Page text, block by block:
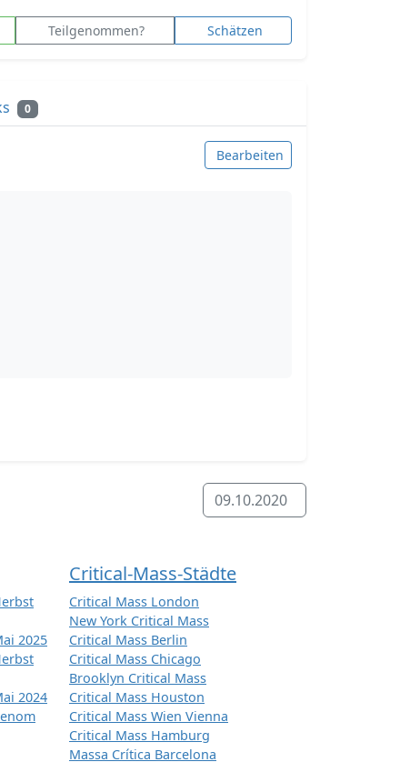
Teilgenommen? Schätzen
0
Bearbeiten
09.10.2020
2025
2024
Critical-Mass-Städte
Critical Mass London
New York Critical Mass
Critical Mass Berlin
Critical Mass Chicago
Brooklyn Critical Mass
Critical Mass Houston
Critical Mass Wien Vienna
Critical Mass Hamburg
Massa Crítica Barcelona